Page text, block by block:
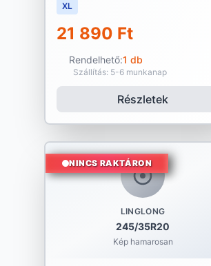
XL
21 890 Ft
Rendelhető:1 db
Szállítás: 5-6 munkanap
Részletek
LINGLONG
245/35R20
Kép hamarosan
NINCS RAKTÁRON